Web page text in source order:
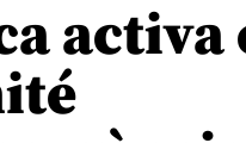
activa